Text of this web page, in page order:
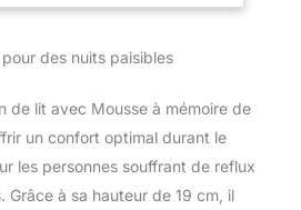
en mousse à mémoire de
supérieure de l'oreiller
mémoire de forme en
peluche de 3,8 cm pour
une nuit de sommeil
confortable et relaxante.
La taie d'oreiller jacquard
des nuits paisibles
de lit avec Mousse à mémoire de
un confort optimal durant le
les personnes souffrant de reflux
Grâce à sa hauteur de 19 cm, il